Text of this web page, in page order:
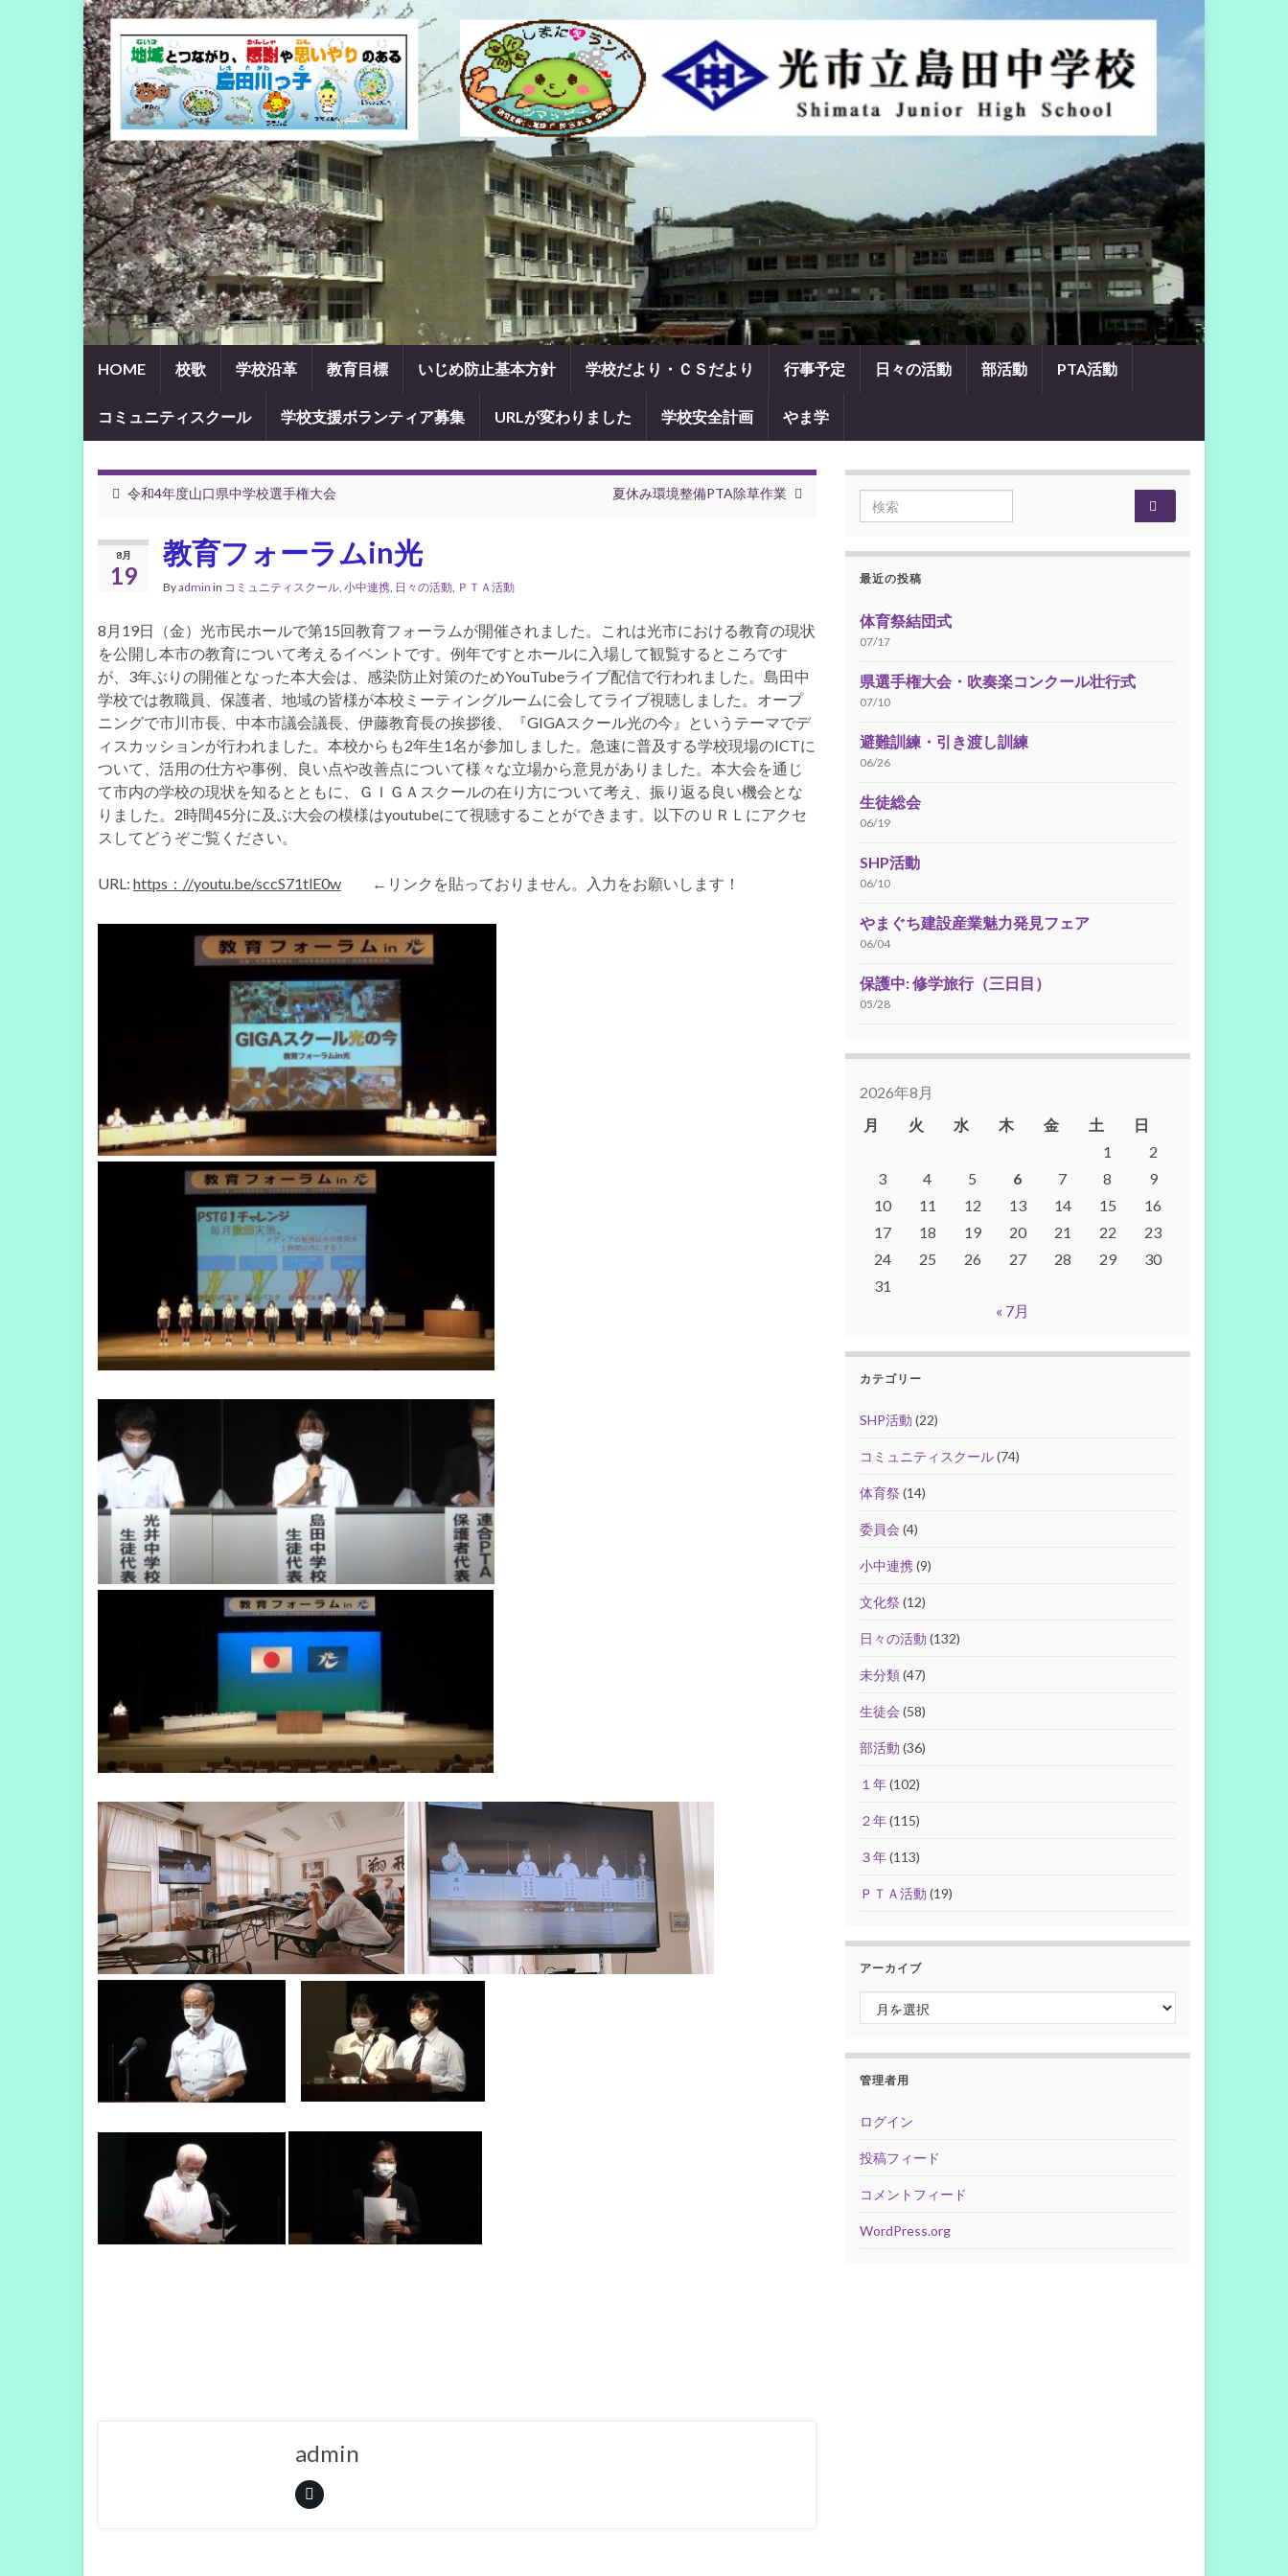
HOME 校歌 学校沿革 教育目標 いじめ防止基本方針 学校だより・ＣＳだより 行事予定 日々の活動 部活動 PTA活動
コミュニティスクール 学校支援ボランティア募集 URLが変わりました 学校安全計画 やま学
令和4年度山口県中学校選手権大会 夏休み環境整備PTA除草作業
8月
19
教育フォーラムin光
Byadmin in コミュニティスクール, 小中連携, 日々の活動, ＰＴＡ活動
8月19日（金）光市民ホールで第15回教育フォーラムが開催されました。これは光市における教育の現状
を公開し本市の教育について考えるイベントです。例年ですとホールに入場して観覧するところです
が、3年ぶりの開催となった本大会は、感染防止対策のためYouTubeライブ配信で行われました。島田中
学校では教職員、保護者、地域の皆様が本校ミーティングルームに会してライブ視聴しました。オープ
ニングで市川市長、中本市議会議長、伊藤教育長の挨拶後、『GIGAスクール光の今』というテーマでデ
ィスカッションが行われました。本校からも2年生1名が参加しました。急速に普及する学校現場のICTに
ついて、活用の仕方や事例、良い点や改善点について様々な立場から意見がありました。本大会を通じ
て市内の学校の現状を知るとともに、ＧＩＧＡスクールの在り方について考え、振り返る良い機会とな
りました。2時間45分に及ぶ大会の模様はyoutubeにて視聴することができます。以下のＵＲＬにアクセ
スしてどうぞご覧ください。
URL: https：//youtu.be/sccS71tlE0w ←リンクを貼っておりません。入力をお願いします！
admin
Search for:
最近の投稿
体育祭結団式
07/17
県選手権大会・吹奏楽コンクール壮行式
07/10
避難訓練・引き渡し訓練
06/26
生徒総会
06/19
SHP活動
06/10
やまぐち建設産業魅力発見フェア
06/04
保護中: 修学旅行（三日目）
05/28
2026年8月
月
火 水 木 金 土
日
1
2
3
4 5 6 7 8
9
10
11 12 13 14 15
16
17
18 19 20 21 22
23
24
25 26 27 28 29
30
31
« 7月
カテゴリー
SHP活動 (22)
コミュニティスクール(74)
体育祭 (14)
委員会 (4)
小中連携(9)
文化祭 (12)
日々の活動 (132)
未分類(47)
生徒会 (58)
部活動 (36)
１年(102)
２年(115)
３年(113)
ＰＴＡ活動 (19)
アーカイブ
アーカイブ
管理者用
ログイン
投稿フィード
コメントフィード
WordPress.org